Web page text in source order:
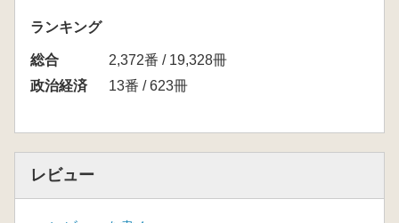
ランキング
総合
2,372番 / 19,328冊
政治経済
13番 / 623冊
レビュー